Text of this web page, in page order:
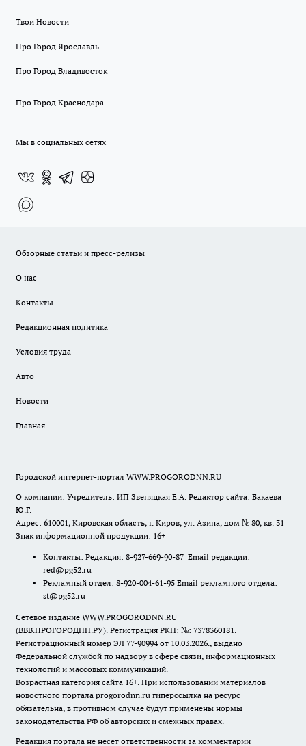
Твои Новости
Про Город Ярославль
Про Город Владивосток
Про Город Краснодара
Мы в социальных сетях
Обзорные статьи и пресс-релизы
О нас
Контакты
Редакционная политика
Условия труда
Авто
Новости
Главная
Городской интернет-портал WWW.PROGORODNN.RU
О компании: Учредитель: ИП Звеняцкая Е.А. Редактор сайта: Бакаева
Ю.Г.
Адрес: 610001, Кировская область, г. Киров, ул. Азина, дом № 80, кв. 31
Знак информационной продукции: 16+
Контакты: Редакция: 8-927-669-90-87 Email редакции:
red@pg52.ru
Рекламный отдел: 8-920-004-61-95 Email рекламного отдела:
st@pg52.ru
Сетевое издание WWW.PROGORODNN.RU
(ВВВ.ПРОГОРОДНН.РУ). Регистрация РКН: №: 7378360181.
Регистрационный номер ЭЛ 77-90994 от 10.03.2026., выдано
Федеральной службой по надзору в сфере связи, информационных
технологий и массовых коммуникаций.
Возрастная категория сайта 16+. При использовании материалов
новостного портала progorodnn.ru гиперссылка на ресурс
обязательна, в противном случае будут применены нормы
законодательства РФ об авторских и смежных правах.
Редакция портала не несет ответственности за комментарии